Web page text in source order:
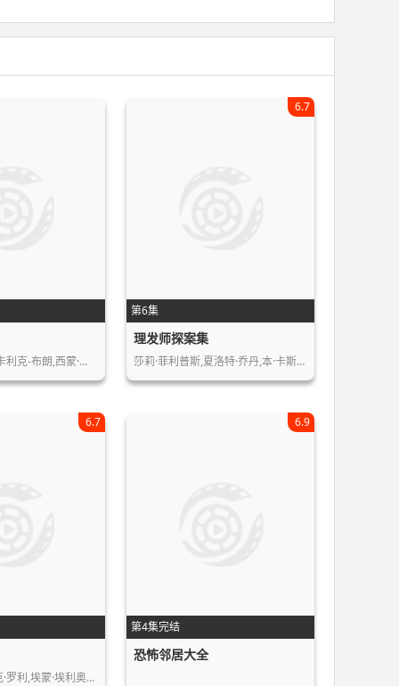
利克-布朗,西蒙·…
第6集
6.7
理发师探案集
莎莉·菲利普斯,夏洛特·乔丹,本·卡斯…
6.7
罗利,埃蒙·埃利奥…
第4集完结
6.9
恐怖邻居大全